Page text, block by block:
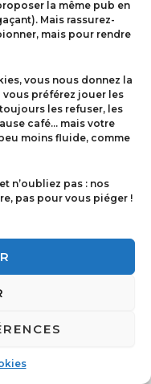
la même pub en
Mais rassurez-
mais pour rendre
vous nous donnez la
vous préférez jouer les
les refuser, les
café… mais votre
moins fluide, comme
n’oubliez pas : nos
pas pour vous piéger !
| Powered by